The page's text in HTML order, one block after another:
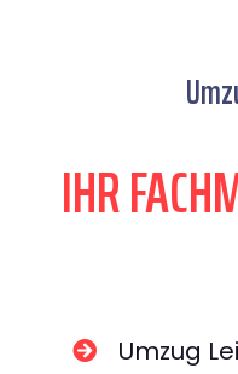
IHR
Umzug